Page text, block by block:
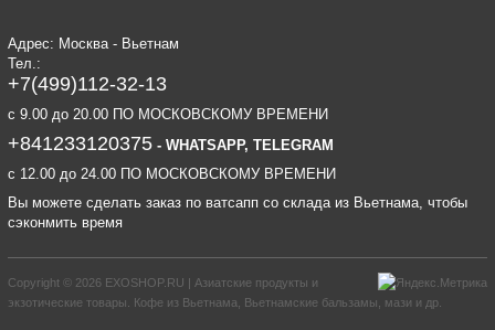
Адрес: Москва - Вьетнам
Тел.:
+7(499)112-32-13
c 9.00 до 20.00 ПО МОСКОВСКОМУ ВРЕМЕНИ
+841233120375- WHATSAPP, TELEGRAM
c 12.00 до 24.00 ПО МОСКОВСКОМУ ВРЕМЕНИ
Вы можете сделать заказ по ватсапп со склада из Вьетнама, чтобы
сэконмить время
Copyright © 2026 EXOSHOP.RU | Азиатские продукты и
экзотические товары. Кофе из Вьетнама, Вьетнамские бальзамы, мази и др.